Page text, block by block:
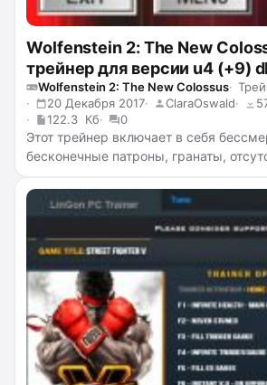
Wolfenstein 2: The New
трейнер для версии u4 (+9)
Wolfenstein 2: The New Colossus
20 Декабря 2017
ClaraOswald
122.3 Кб
0
Этот трейнер включает в себя
бесконечные патроны, гранаты,
одного выстрела, бесконечный лазер
Лазеркрафтверка.